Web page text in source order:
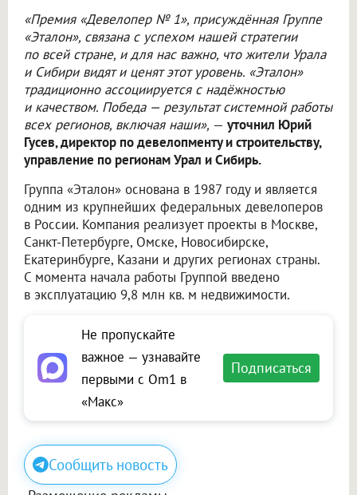
«Премия «Девелопер № 1», присуждённая Группе
«Эталон», связана с успехом нашей стратегии
по всей стране, и для нас важно, что жители Урала
и Сибири видят и ценят этот уровень. «Эталон»
традиционно ассоциируется с надёжностью
и качеством. Победа — результат системной работы
всех регионов, включая наши», — уточнил Юрий
Гусев, директор по девелопменту и строительству,
управление по регионам Урал и Сибирь.
Группа «Эталон» основана в 1987 году и является
одним из крупнейших федеральных девелоперов
в России. Компания реализует проекты в Москве,
Санкт-Петербурге, Омске, Новосибирске,
Екатеринбурге, Казани и других регионах страны.
С момента начала работы Группой введено
в эксплуатацию 9,8 млн кв. м недвижимости.
Не пропускайте
важное — узнавайте
первыми с Om1 в
«Макс»
Подписаться
Сообщить новость